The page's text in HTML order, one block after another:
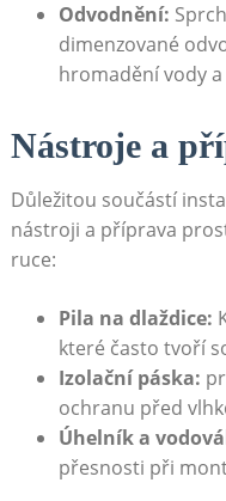
Odvodnění:
dimenzované
hromadění vody
Nástroje a
Důležitou součástí
nástroji a příprava
ruce:
Pila na dlaždice:
které často tvoří
Izolační páska:
ochranu před
Úhelník a
přesnosti při